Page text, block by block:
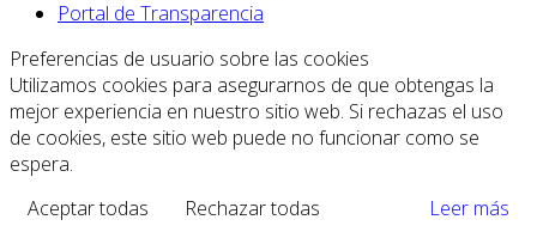
Portal de Transparencia
Preferencias de usuario sobre las cookies
Utilizamos cookies para asegurarnos de que obtengas la
mejor experiencia en nuestro sitio web. Si rechazas el uso
de cookies, este sitio web puede no funcionar como se
espera.
Aceptar todas
Rechazar todas
Leer más